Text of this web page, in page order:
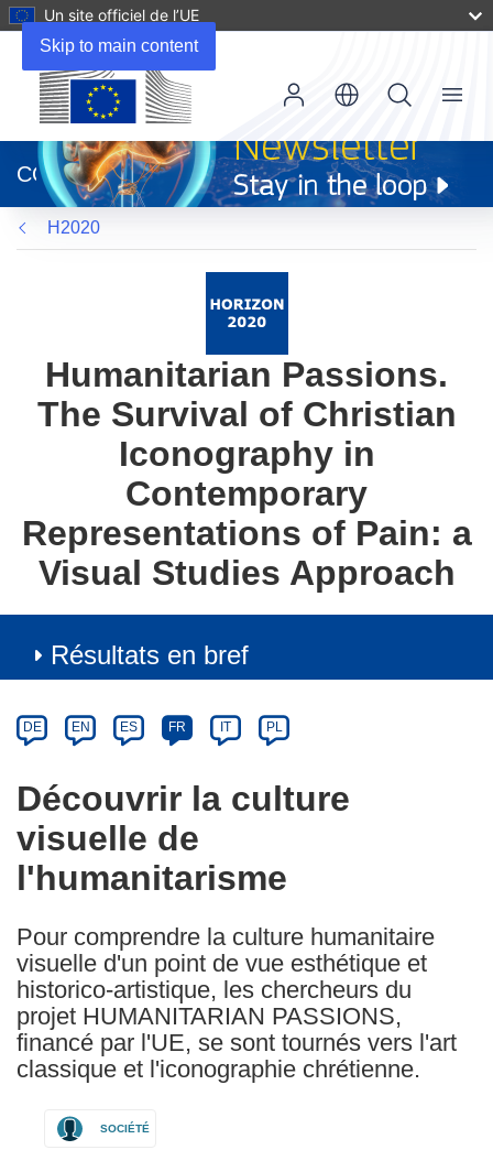
Skip to main content
Un site officiel de l’UE
dans
une
nouvelle
fenêtre)
CORDIS
Menu
H2020
Humanitarian Passions.
The Survival of Christian
Iconography in
Contemporary
Representations of Pain: a
Visual Studies Approach
Résultats en bref
Category
Article
available
the
following
languages:
DE EN ES FR IT PL
Découvrir la culture
visuelle de
l'humanitarisme
Pour comprendre la culture humanitaire
visuelle d'un point de vue esthétique et
historico-artistique, les chercheurs du
projet HUMANITARIAN PASSIONS,
financé par l'UE, se sont tournés vers l'art
classique et l'iconographie chrétienne.
SOCIÉTÉ